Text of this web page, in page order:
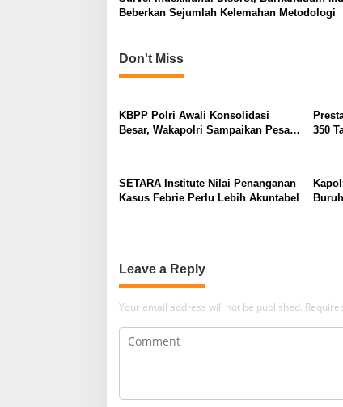
n
Beberkan Sejumlah Kelemahan Metodologi
Don't Miss
KBPP Polri Awali Konsolidasi
Besar, Wakapolri Sampaikan Pesan
350
SETARA Institute Nilai Penanganan
Kasus Febrie Perlu Lebih Akuntabel
Leave a Reply
Your email address will not be published.